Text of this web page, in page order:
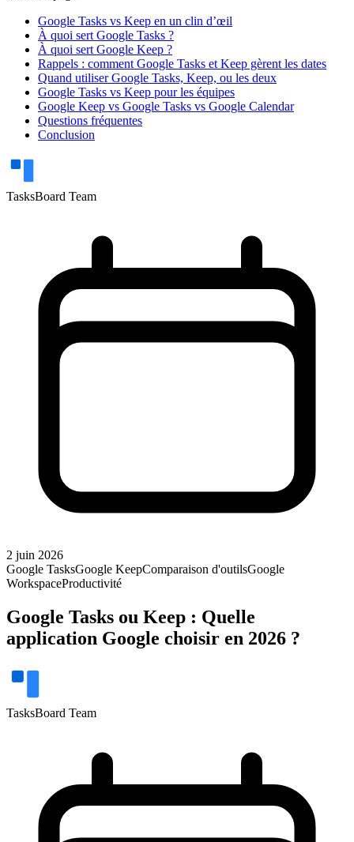
Google Tasks vs Keep en un clin d’œil
À quoi sert Google Tasks ?
À quoi sert Google Keep ?
Rappels : comment Google Tasks et Keep gèrent les dates
Quand utiliser Google Tasks, Keep, ou les deux
Google Tasks vs Keep pour les équipes
Google Keep vs Google Tasks vs Google Calendar
Questions fréquentes
Conclusion
TasksBoard Team
2 juin 2026
Google TasksGoogle KeepComparaison d'outilsGoogle
WorkspaceProductivité
Google Tasks ou Keep : Quelle
application Google choisir en 2026 ?
TasksBoard Team